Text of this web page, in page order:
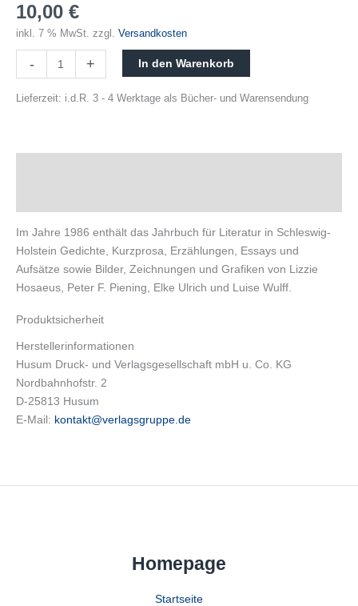
10,00 €
inkl. 7 % MwSt. zzgl. Versandkosten
- + In den Warenkorb
Lieferzeit: i.d.R. 3 - 4 Werktage als Bücher- und Warensendung
Im Jahre 1986 enthält das Jahrbuch für Literatur in Schleswig-
Holstein Gedichte, Kurzprosa, Erzählungen, Essays und
Aufsätze sowie Bilder, Zeichnungen und Grafiken von Lizzie
Hosaeus, Peter F. Piening, Elke Ulrich und Luise Wulff.
Produktsicherheit
Herstellerinformationen
Husum Druck- und Verlagsgesellschaft mbH u. Co. KG
Nordbahnhofstr. 2
D-25813 Husum
E-Mail: kontakt@verlagsgruppe.de
Homepage
Startseite